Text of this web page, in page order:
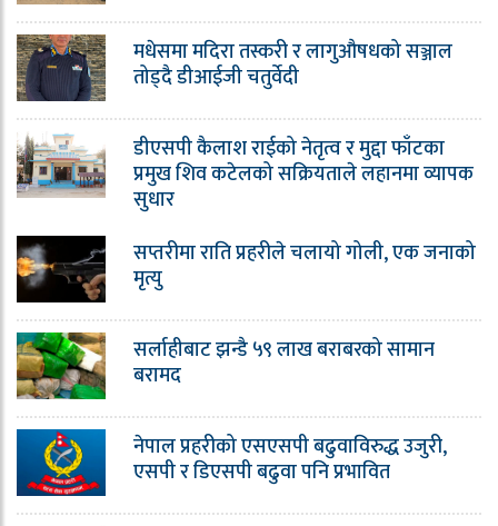
मधेसमा मदिरा तस्करी र लागुऔषधको सञ्जाल
तोड्दै डीआईजी चतुर्वेदी
डीएसपी कैलाश राईको नेतृत्व र मुद्दा फाँटका
प्रमुख शिव कटेलको सक्रियताले लहानमा व्यापक
सुधार
सप्तरीमा राति प्रहरीले चलायो गोली, एक जनाको
मृत्यु
सर्लाहीबाट झन्डै ५९ लाख बराबरको सामान
बरामद
नेपाल प्रहरीको एसएसपी बढुवाविरुद्ध उजुरी,
एसपी र डिएसपी बढुवा पनि प्रभावित